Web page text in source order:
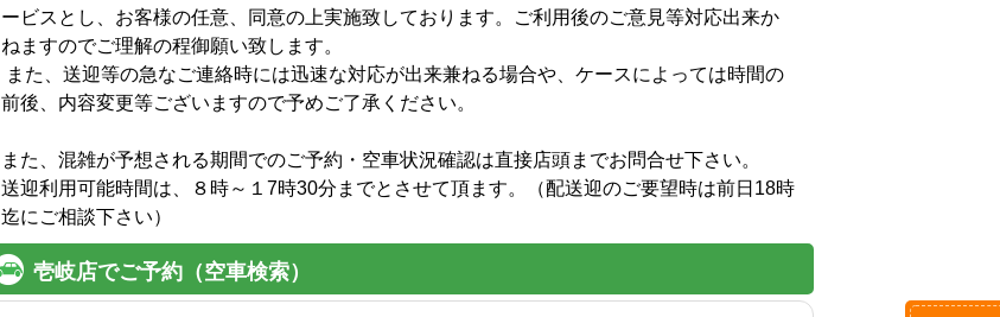
ービスとし、お客様の任意、同意の上実施致しております。ご利用後のご意見等対応出来か
ねますのでご理解の程御願い致します。
前後、内容変更等ございますので予めご了承ください。
また、混雑が予想される期間でのご予約・空車状況確認は直接店頭までお問合せ下さい。
送迎利用可能時間は、８時～１7時30分までとさせて頂ます。（配送迎のご要望時は前日18時
壱岐店でご予約（空車検索）